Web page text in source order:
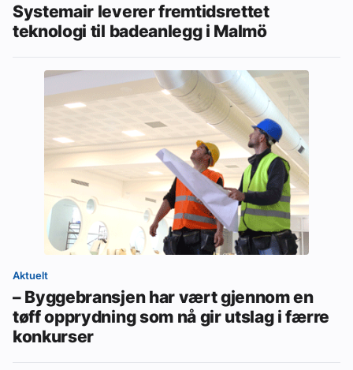
Systemair leverer fremtidsrettet
teknologi til badeanlegg i Malmö
Aktuelt
– Byggebransjen har vært gjennom en
tøff opprydning som nå gir utslag i færre
konkurser